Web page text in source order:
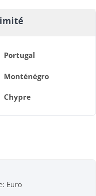
Portugal
Monténégro
Chypre
Euro